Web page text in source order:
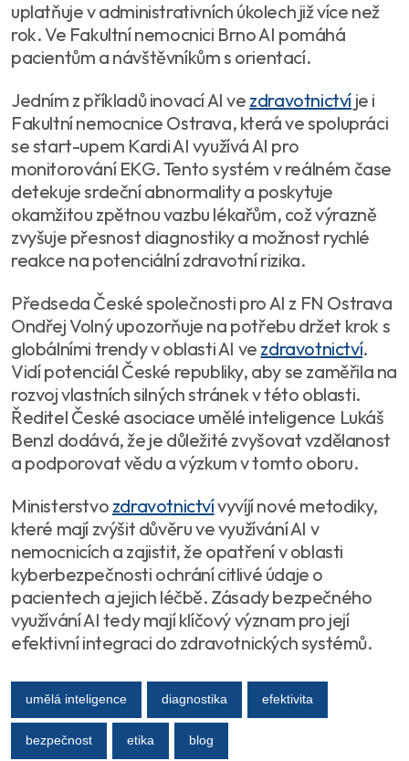
uplatňuje v administrativních úkolech již více než
rok. Ve Fakultní nemocnici Brno AI pomáhá
pacientům a návštěvníkům s orientací.
Jedním z příkladů inovací AI ve zdravotnictví je i
Fakultní nemocnice Ostrava, která ve spolupráci
se start-upem Kardi AI využívá AI pro
monitorování EKG. Tento systém v reálném čase
detekuje srdeční abnormality a poskytuje
okamžitou zpětnou vazbu lékařům, což výrazně
zvyšuje přesnost diagnostiky a možnost rychlé
reakce na potenciální zdravotní rizika.
Předseda České společnosti pro AI z FN Ostrava
Ondřej Volný upozorňuje na potřebu držet krok s
globálními trendy v oblasti AI ve zdravotnictví.
Vidí potenciál České republiky, aby se zaměřila na
rozvoj vlastních silných stránek v této oblasti.
Ředitel České asociace umělé inteligence Lukáš
Benzl dodává, že je důležité zvyšovat vzdělanost
a podporovat vědu a výzkum v tomto oboru.
Ministerstvo zdravotnictvívyvíjí nové metodiky,
které mají zvýšit důvěru ve využívání AI v
nemocnicích a zajistit, že opatření v oblasti
kyberbezpečnosti ochrání citlivé údaje o
pacientech a jejich léčbě. Zásady bezpečného
využívání AI tedy mají klíčový význam pro její
efektivní integraci do zdravotnických systémů.
umělá inteligence diagnostika efektivita
bezpečnost etika blog